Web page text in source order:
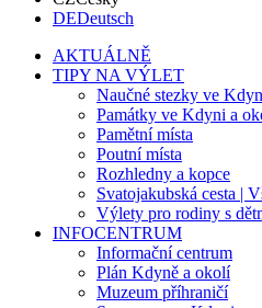
DEDeutsch
AKTUÁLNĚ
TIPY NA VÝLET
Naučné stezky ve
Památky ve Kdyni a
Pamětní místa
Poutní místa
Rozhledny a kopce
Svatojakubská cesta |
Výlety pro rodiny s
INFOCENTRUM
Informační centrum
Plán Kdyně a okolí
Muzeum příhraničí